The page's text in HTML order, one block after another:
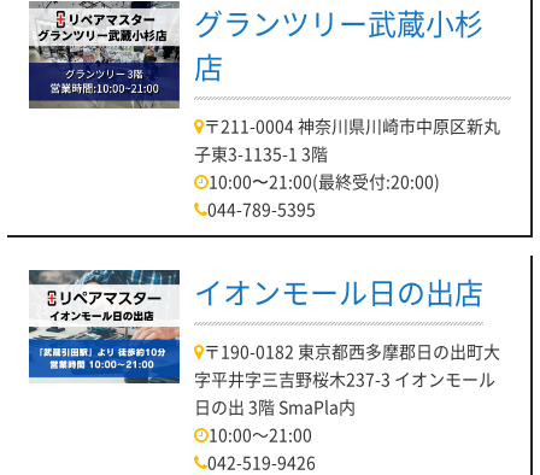
グランツリー武蔵小杉
店
〒211-0004 神奈川県川崎市中原区新丸
子東3-1135-1 3階
10:00〜21:00(最終受付:20:00)
044-789-5395
イオンモール日の出店
〒190-0182 東京都西多摩郡日の出町大
字平井字三吉野桜木237-3 イオンモール
日の出 3階 SmaPla内
10:00～21:00
042-519-9426